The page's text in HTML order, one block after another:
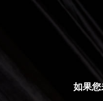
如果